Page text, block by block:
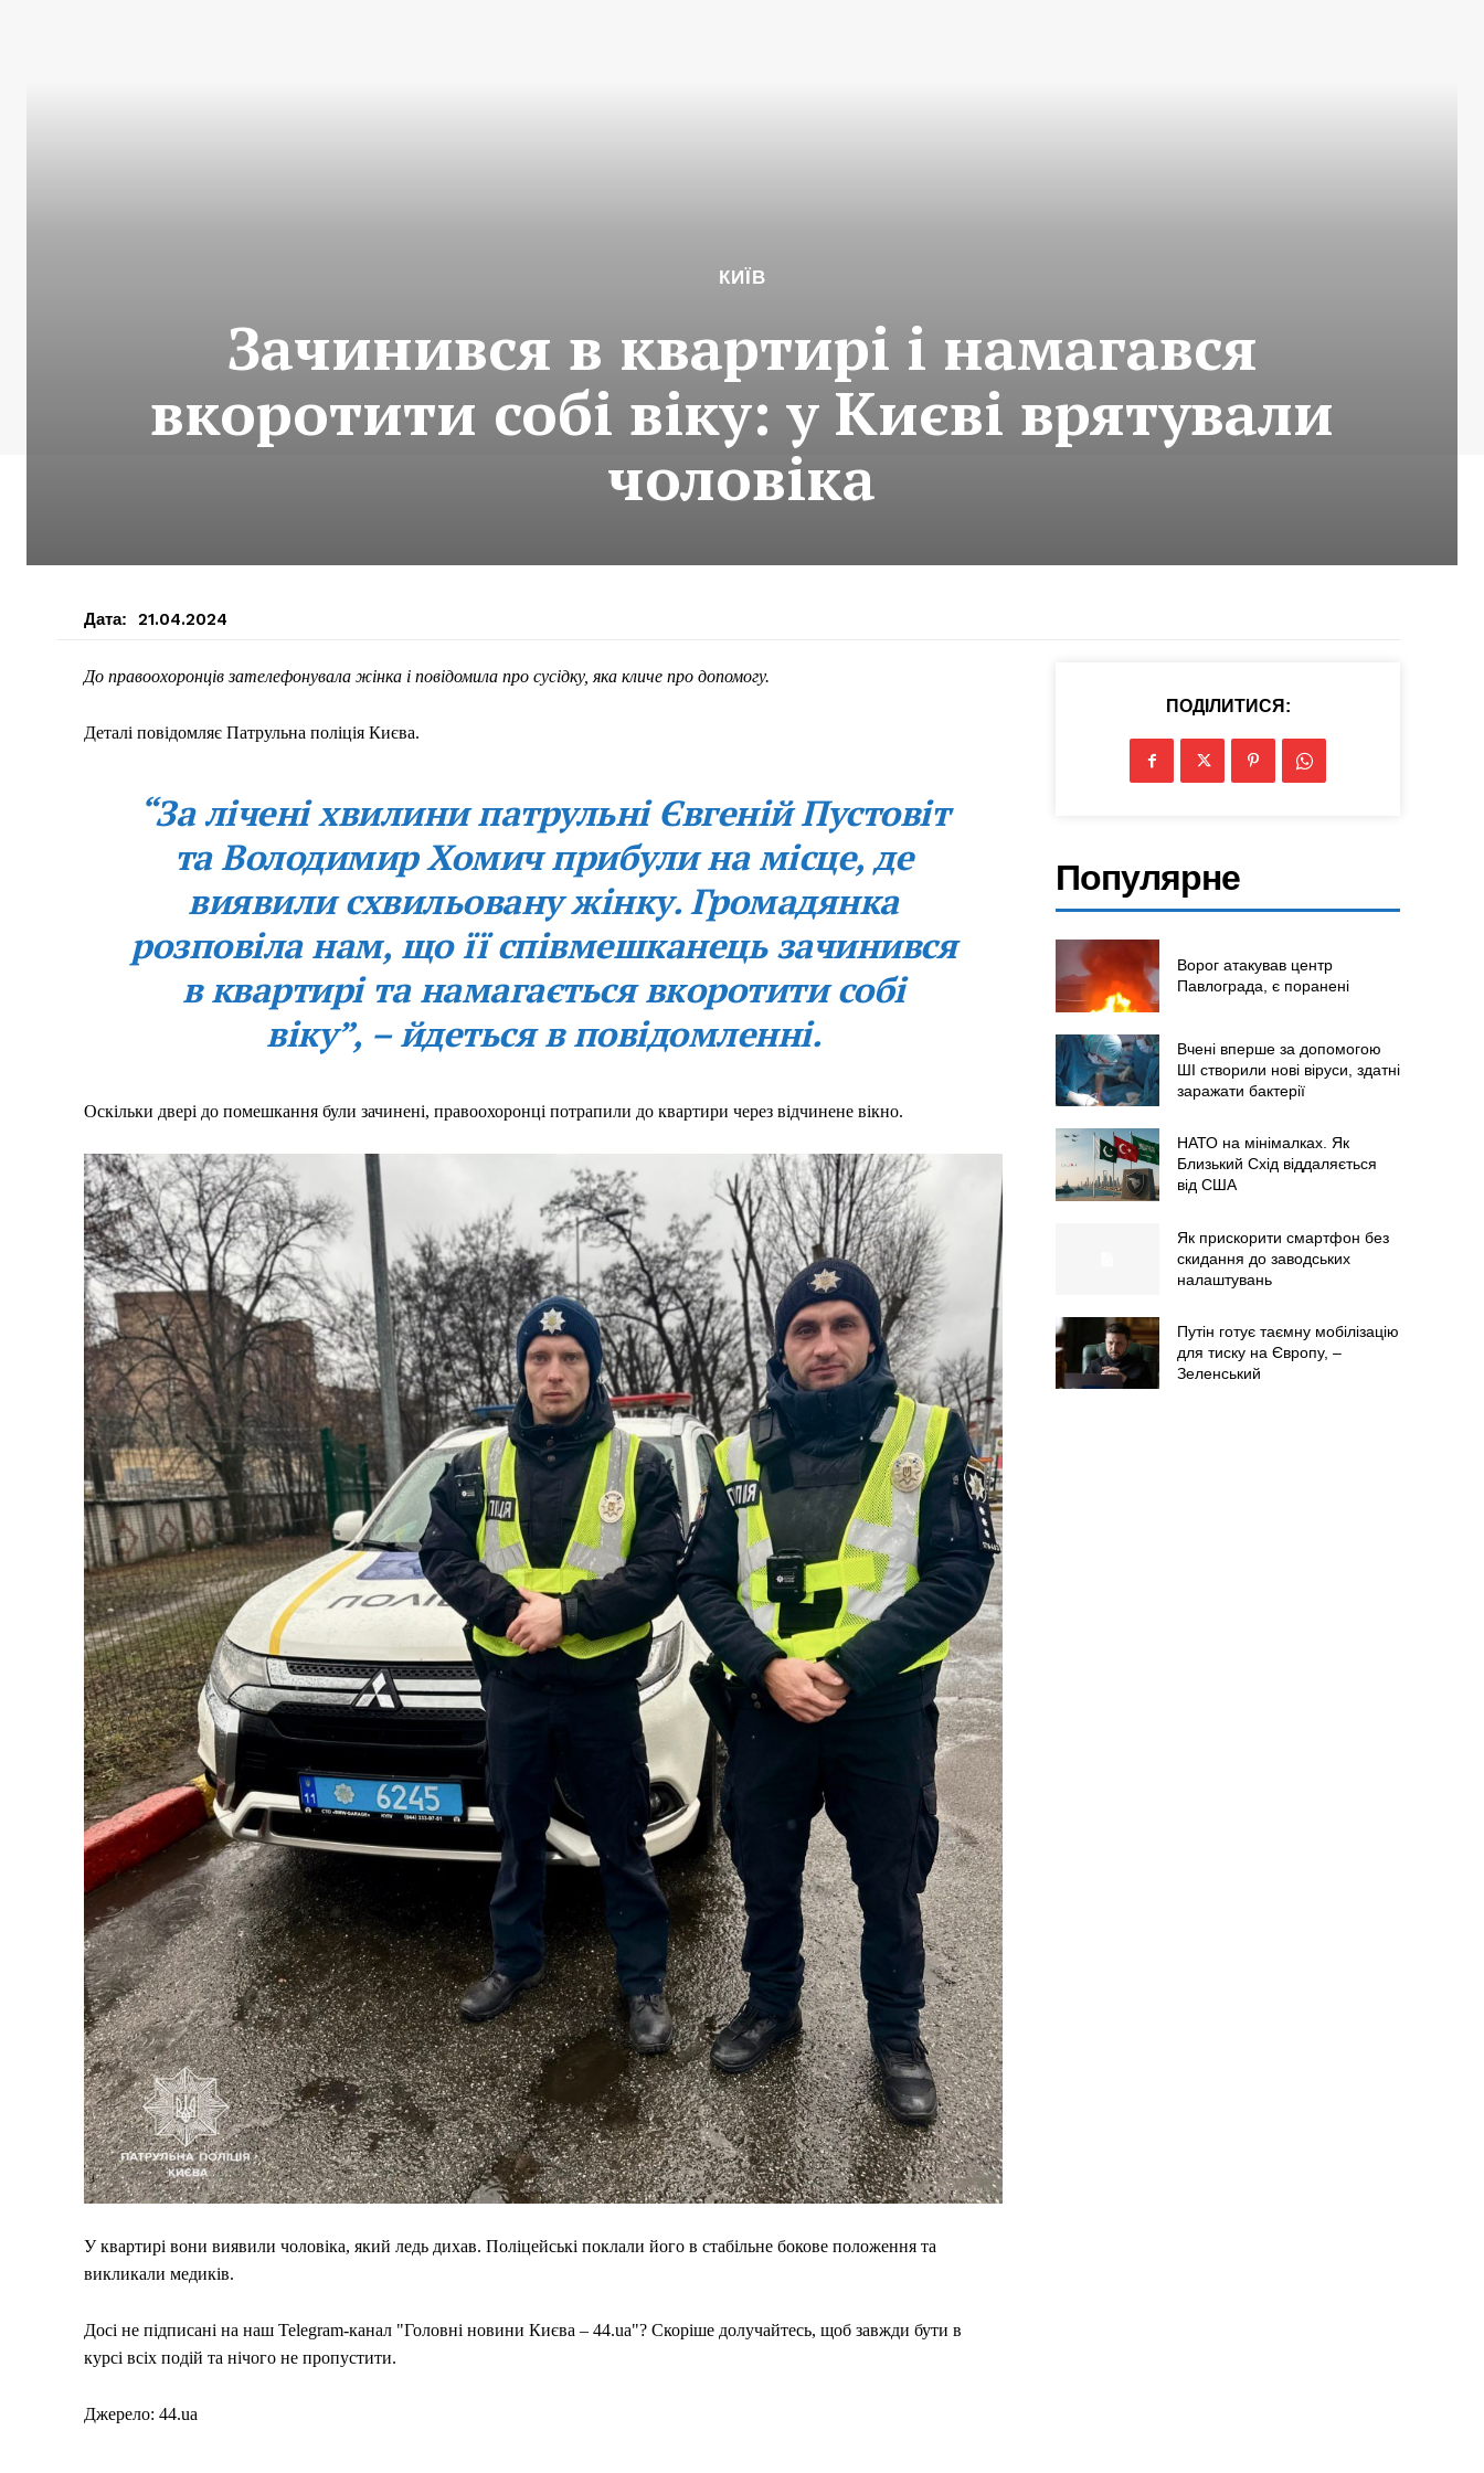
Меню
Україна
Економіка
Політика
Світ
Технології
Війна
КИЇВ
Зачинився в квартирі і намагався
вкоротити собі віку: у Києві врятували
чоловіка
Дата: 21.04.2024
До правоохоронців зателефонувала жінка і повідомила про сусідку, яка кличе про допомогу.
Деталі повідомляє Патрульна поліція Києва.
“За лічені хвилини патрульні Євгеній Пустовіт
та Володимир Хомич прибули на місце, де
виявили схвильовану жінку. Громадянка
розповіла нам, що її співмешканець зачинився
в квартирі та намагається вкоротити собі
віку”, – йдеться в повідомленні.
Оскільки двері до помешкання були зачинені, правоохоронці потрапили до квартири через відчинене вікно.
У квартирі вони виявили чоловіка, який ледь дихав. Поліцейські поклали його в стабільне бокове положення та
викликали медиків.
Досі не підписані на наш Telegram-канал "Головні новини Києва – 44.ua"? Скоріше долучайтесь, щоб завжди бути в
курсі всіх подій та нічого не пропустити.
Джерело: 44.ua
ПОДІЛИТИСЯ:
Популярне
Ворог атакував центр
Павлограда, є поранені
Вчені вперше за допомогою
ШІ створили нові віруси, здатні
заражати бактерії
НАТО на мінімалках. Як
Близький Схід віддаляється
від США
Як прискорити смартфон без
скидання до заводських
налаштувань
Путін готує таємну мобілізацію
для тиску на Європу, –
Зеленський